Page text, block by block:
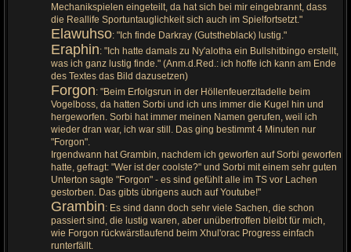
Mechanikspielen eingeteilt, da hat sich bei mir eingebrannt, dass
die Reallife Sportuntauglichkeit sich auch im Spielfortsetzt."
Elawuhso: "Ich finde Darkray (Gutstheblack) lustig."
Eraphin: "Ich hatte damals zu Ny'alotha ein Bullshitbingo erstellt,
was ich ganz lustig finde." (Anm.d.Red.: ich hoffe ich kann am Ende
des Textes das Bild dazusetzen)
Forgon: "Beim Erfolgsrun in der Höllenfeuerzitadelle beim
Vogelboss, da hatten Sorbi und ich uns immer die Kugel hin und
hergeworfen. Sorbi hat immer meinen Namen gerufen, weil ich
wieder dran war, ich war still. Das ging bestimmt 4 Minuten nur
"Forgon".
Irgendwann hat Grambin, nachdem ich geworfen auf Sorbi geworfen
hatte, gefragt: "Wer ist der coolste?" und Sorbi mit einem sehr guten
Unterton sagte "Forgon" - es sind gefühlt alle im TS vor Lachen
gestorben. Das gibts übrigens auch auf Youtube!"
Grambin: Es sind dann doch sehr viele Sachen, die schon
passiert sind, die lustig waren, aber unübertroffen bleibt für mich,
wie Forgon rückwärstlaufend beim Xhul'orac Progress einfach
runterfällt.